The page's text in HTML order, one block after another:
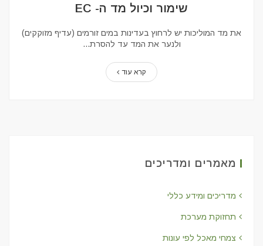
שימור וכיול מד ה- EC
את מד המוליכות יש לרחוץ בעדינות במים זורמים (עדיף מזוקקים)
ולנער את המד עד להסרת...
קרא עוד
מאמרים ומדריכים
מדריכים ומידע כללי
תחזוקת מערכת
צמחי מאכל לפי עונות